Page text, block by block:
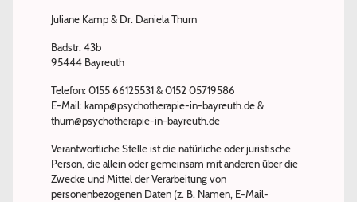
Juliane Kamp & Dr. Daniela Thurn
Badstr. 43b
95444 Bayreuth
Telefon: 0155 66125531 & 0152 05719586
E-Mail: kamp@psychotherapie-in-bayreuth.de &
thurn@psychotherapie-in-bayreuth.de
Verantwortliche Stelle ist die natürliche oder juristische
Person, die allein oder gemeinsam mit anderen über die
Zwecke und Mittel der Verarbeitung von
personenbezogenen Daten (z. B. Namen, E-Mail-